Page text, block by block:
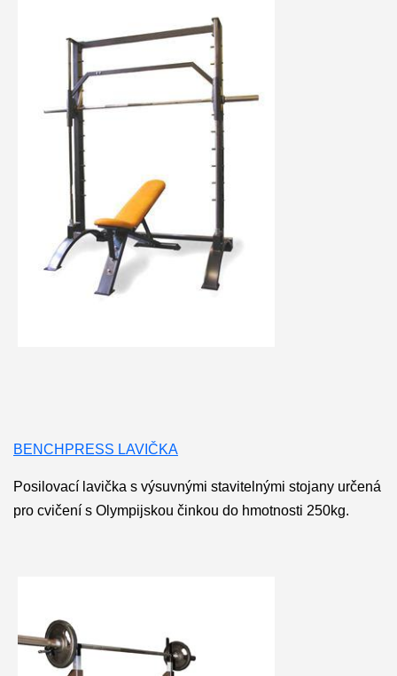
BENCHPRESS LAVIČKA
Posilovací lavička s výsuvnými stavitelnými stojany určená
pro cvičení s Olympijskou činkou do hmotnosti 250kg.